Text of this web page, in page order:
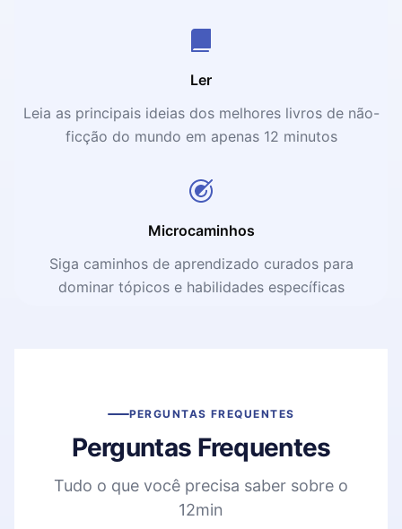
Ler
Leia as principais ideias dos melhores livros de não-
ficção do mundo em apenas 12 minutos
Microcaminhos
Siga caminhos de aprendizado curados para
dominar tópicos e habilidades específicas
PERGUNTAS FREQUENTES
Perguntas Frequentes
Tudo o que você precisa saber sobre o
12min